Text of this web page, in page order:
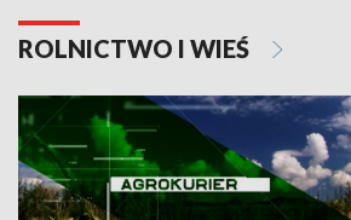
ROLNICTWO I WIEŚ